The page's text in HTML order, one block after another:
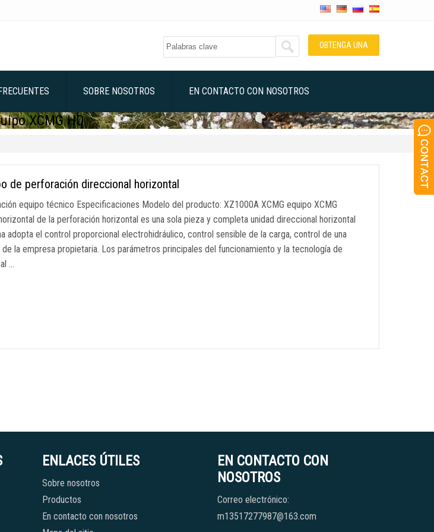
OBTENGA UNA
SOBRE NOSOTROS EN CONTACTO CON NOSOTROS
XCMG HD
de perforación direccional horizontal
equipo técnico Especificaciones Modelo del producto: XZ1000A XCMG equipo XCMG
de la perforación horizontal es una sola pieza y completa unidad direccional horizontal
adopta el control proporcional electrohidráulico, control sensible de la carga, control de una
la empresa propietaria. Los parámetros principales del funcionamiento y la tecnología de
…
ENLACES ÚTILES
Sobre nosotros
Productos
En contacto con nosotros
EN CONTACTO CON
NOSOTROS
Correo electrónico:
m13517277987@163.com